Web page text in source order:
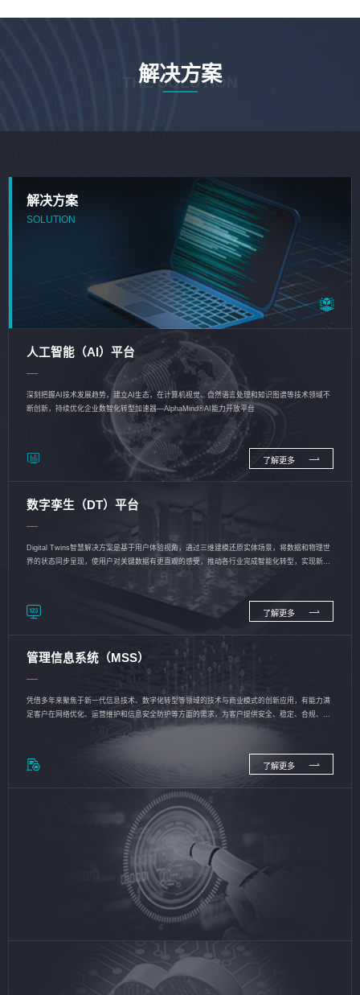
解决方案
THE SOLUTION
解决方案
SOLUTION
人工智能（AI）平台
深刻把握AI技术发展趋势，建立AI生态，在计算机视觉、自然语言处理和知识图谱等技术领域不
断创新，持续优化企业数智化转型加速器—AlphaMind®AI能力开放平台
了解更多
数字孪生（DT）平台
Digital Twins智慧解决方案是基于用户体验视角，通过三维建模还原实体场景，将数据和物理世
界的状态同步呈现，使用户对关键数据有更直观的感受，推动各行业完成智能化转型，实现新旧
了解更多
管理信息系统（MSS）
凭借多年来聚焦于新一代信息技术、数字化转型等领域的技术与商业模式的创新应用，有能力满
足客户在网络优化、运营维护和信息安全防护等方面的需求，为客户提供安全、稳定、合规、持
了解更多